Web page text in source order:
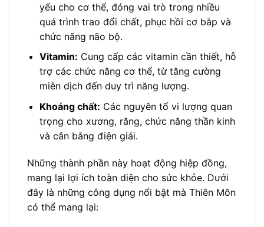
yếu cho cơ thể, đóng vai trò trong nhiều
quá trình trao đổi chất, phục hồi cơ bắp và
chức năng não bộ.
Vitamin: Cung cấp các vitamin cần thiết, hỗ
trợ các chức năng cơ thể, từ tăng cường
miễn dịch đến duy trì năng lượng.
Khoáng chất: Các nguyên tố vi lượng quan
trọng cho xương, răng, chức năng thần kinh
và cân bằng điện giải.
Những thành phần này hoạt động hiệp đồng,
mang lại lợi ích toàn diện cho sức khỏe. Dưới
đây là những công dụng nổi bật mà Thiên Môn
có thể mang lại: